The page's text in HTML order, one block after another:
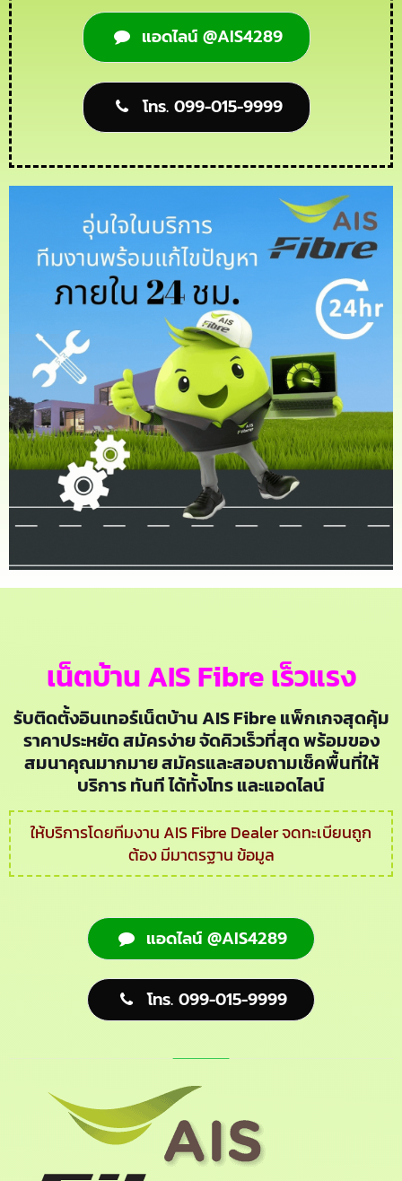
แอดไลน์ @AIS4289
โทร. 099-015-9999
เน็ตบ้าน AIS Fibre เร็วแรง
รับติดตั้งอินเทอร์เน็ตบ้าน AIS Fibre แพ็กเกจสุดคุ้ม
ราคาประหยัด สมัครง่าย จัดคิวเร็วที่สุด พร้อมของ
สมนาคุณมากมาย สมัครและสอบถามเช็คพื้นที่ให้
บริการ ทันที ได้ทั้งโทร และแอดไลน์
ให้บริการโดยทีมงาน AIS Fibre Dealer จดทะเบียนถูก
ต้อง มีมาตรฐาน ข้อมูล
แอดไลน์ @AIS4289
โทร. 099-015-9999